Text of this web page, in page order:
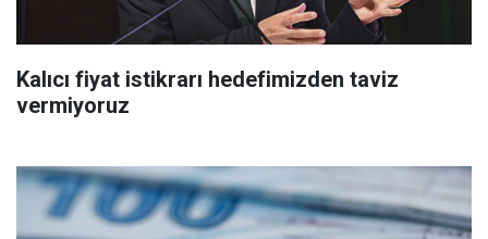
Kalıcı fiyat istikrarı hedefimizden taviz
vermiyoruz